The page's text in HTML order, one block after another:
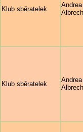
Klub sběratelek
Andrea
Klub sběratelek
Andrea